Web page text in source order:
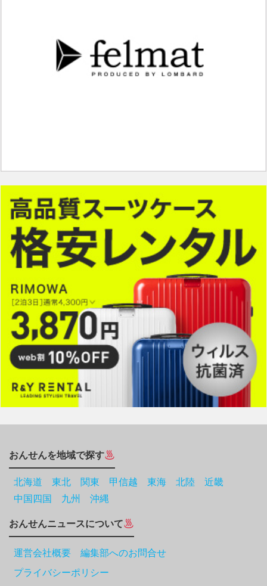
おんせんを地域で探す
北海道 東北 関東 甲信越 東海 北陸
近畿
中国四国
九州 沖縄
おんせんニュースについて
運営会社概要 編集部へのお問合せ
プライバシーポリシー